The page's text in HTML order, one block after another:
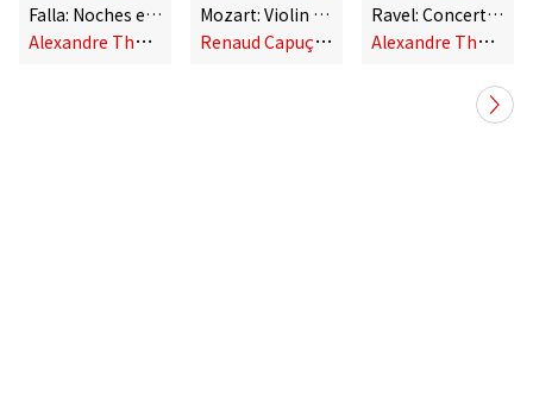
Falla: Noches en los jardines de España: II. Danza Lejana
A
lexandre Tharaud, Orchestre National de France, Louis Langrée
Mozart: Violin Concertos
R
enaud Capuçon, Louis Langrée & Scottish Chamber Orchestra
Ravel: Concertos - Falla: Noches en los jardines de España
A
lexandre Tharaud, Orchestre National de France, Louis Langrée